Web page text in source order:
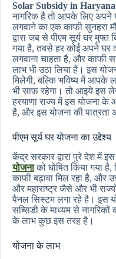
Solar Subsidy in
नागरिक है तो आपके लिए अपने
लगवाने का एक काफी सुनहरा
द्वारा जब से पीएम सूर्य घर मुफ्त
गया है, तबसे हर कोई अपने घर
लगवाना चाहता है, और काफी
लाभ भी उठा लिया है। इस
मिलेगी, बल्कि भविष्य में आपके
भी साफ़ रहेगा। तो आइये इस
हरयाणा राज्य में इस योजना के
है, और इस योजना की पात्रता
पीएम सूर्य घर योजना का उद्देश्य
केंद्र सरकार द्वारा पुरे देश में
योजनाको घोषित किया गया
काफी बढ़ावा मिल रहा है, और
और महाराष्ट्र जैसे और भी
पैनल सिस्टम लगा रहे है। इस
सब्सिडी के माध्यम से
के लाभ कुछ इस तरह है।
योजना के लाभ